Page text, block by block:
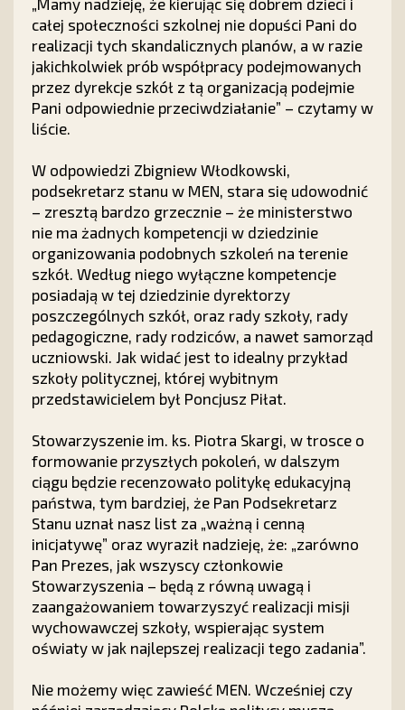
całej społeczności szkolnej nie dopuści Pani do
realizacji tych skandalicznych planów, a w razie
jakichkolwiek prób współpracy podejmowanych
przez dyrekcje szkół z tą organizacją podejmie
Pani odpowiednie przeciwdziałanie” – czytamy w
liście.
W odpowiedzi Zbigniew Włodkowski,
podsekretarz stanu w MEN, stara się udowodnić
– zresztą bardzo grzecznie – że ministerstwo
nie ma żadnych kompetencji w dziedzinie
organizowania podobnych szkoleń na terenie
szkół. Według niego wyłączne kompetencje
posiadają w tej dziedzinie dyrektorzy
poszczególnych szkół, oraz rady szkoły, rady
pedagogiczne, rady rodziców, a nawet samorząd
uczniowski. Jak widać jest to idealny przykład
szkoły politycznej, której wybitnym
przedstawicielem był Poncjusz Piłat.
Stowarzyszenie im. ks. Piotra Skargi, w trosce o
formowanie przyszłych pokoleń, w dalszym
ciągu będzie recenzowało politykę edukacyjną
państwa, tym bardziej, że Pan Podsekretarz
Stanu uznał nasz list za „ważną i cenną
inicjatywę” oraz wyraził nadzieję, że: „zarówno
Pan Prezes, jak wszyscy członkowie
Stowarzyszenia – będą z równą uwagą i
zaangażowaniem towarzyszyć realizacji misji
wychowawczej szkoły, wspierając system
oświaty w jak najlepszej realizacji tego zadania”.
Nie możemy więc zawieść MEN. Wcześniej czy